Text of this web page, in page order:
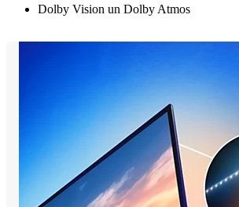
Dolby Vision un Dolby Atmos